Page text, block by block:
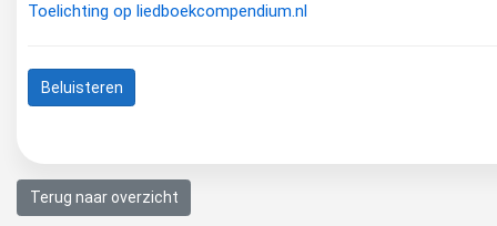
Toelichting op liedboekcompendium.nl
Beluisteren
Terug naar overzicht